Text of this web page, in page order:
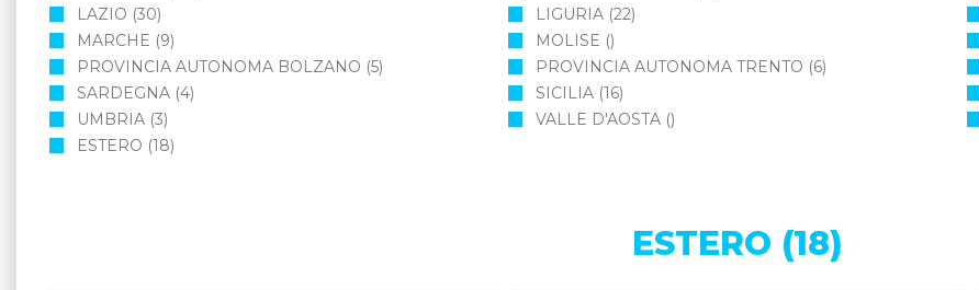
LAZIO (30) LIGURIA (22)
MARCHE (9) MOLISE ()
PROVINCIA AUTONOMA BOLZANO (5) PROVINCIA AUTONOMA TRENTO (6)
SARDEGNA (4) SICILIA (16)
UMBRIA (3) VALLE D'AOSTA ()
ESTERO (18)
ESTERO (18)